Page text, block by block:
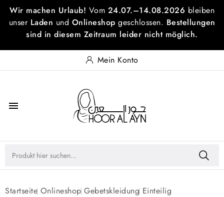
Wir machen Urlaub! Vom 24.07.–14.08.2026 bleiben
unser Laden und Onlineshop geschlossen. Bestellungen
sind in diesem Zeitraum leider nicht möglich.
Mein Konto

Startseite Onlineshop Gebetskleidung Einteilig